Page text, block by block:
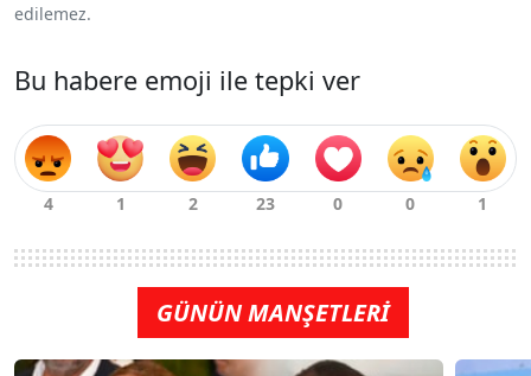
edilemez.
Bu habere emoji ile tepki ver
GÜNÜN MANŞETLERİ